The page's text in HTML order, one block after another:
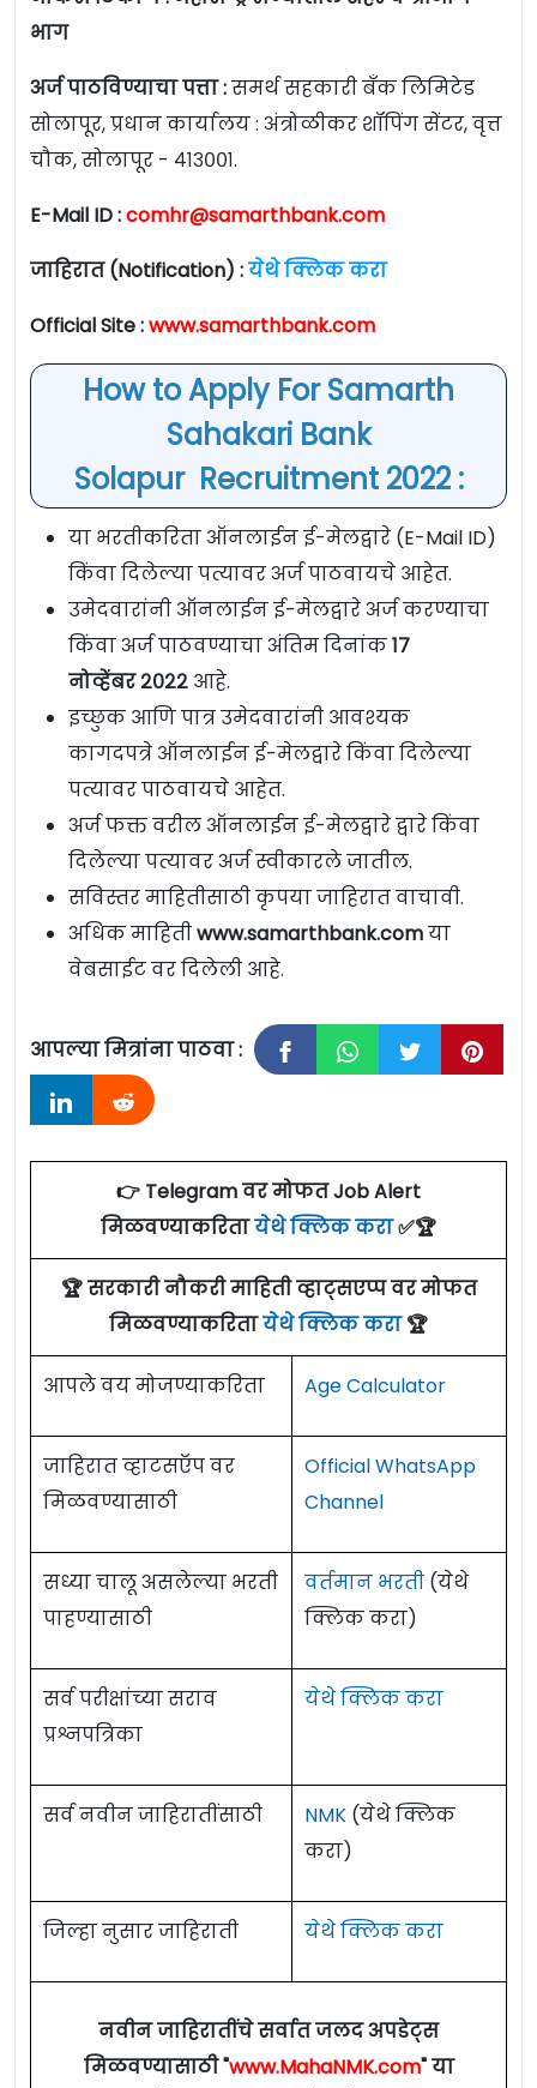
भाग
अर्ज पाठविण्याचा पत्ता :समर्थ सहकारी बँक लिमिटेड
सोलापूर, प्रधान कार्यालय : अंत्रोळीकर शॉपिंग सेंटर, वृत्त
चौक, सोलापूर - ४१३००१.
E-Mail ID :comhr@samarthbank.com
जाहिरात (Notification) :येथे क्लिक करा
Official Site :www.samarthbank.com
How to Apply For Samarth
Sahakari Bank
Solapur Recruitment 2022 :
या भरतीकरिता ऑनलाईन ई-मेलद्वारे (E-Mail ID)
किंवा दिलेल्या पत्यावर अर्ज पाठवायचे आहेत.
उमेदवारांनी ऑनलाईन ई-मेलद्वारे अर्ज करण्याचा
किंवा अर्ज पाठवण्याचा अंतिम दिनांक१७
नोव्हेंबर २०२२ आहे.
इच्छुक आणि पात्र उमेदवारांनी आवश्यक
कागदपत्रे ऑनलाईन ई-मेलद्वारे किंवा दिलेल्या
पत्यावर पाठवायचे आहेत.
अर्ज फक्त वरील ऑनलाईन ई-मेलद्वारे द्वारे किंवा
दिलेल्या पत्यावर अर्ज स्वीकारले जातील.
सविस्तर माहितीसाठी कृपया जाहिरात वाचावी.
अधिक माहितीwww.samarthbank.comया
वेबसाईट वर दिलेली आहे.
आपल्या मित्रांना पाठवा :
👉 Telegram वर मोफत Job Alert
मिळवण्याकरितायेथे क्लिक करा✅🏆
🏆 सरकारी नौकरी माहिती व्हाट्सएप्प वर मोफत
मिळवण्याकरितायेथे क्लिक करा🏆
आपले वय मोजण्याकरिता Age Calculator
जाहिरात व्हाटसऍप वर
मिळवण्यासाठी
Official WhatsApp
Channel
सध्या चालू असलेल्या भरती
पाहण्यासाठी
वर्तमान भरती (येथे
क्लिक करा)
सर्व परीक्षांच्या सराव
प्रश्नपत्रिका
येथे क्लिक करा
सर्व नवीन जाहिरातींसाठी NMK (येथे क्लिक
करा)
जिल्हा नुसार जाहिराती येथे क्लिक करा
नवीन जाहिरातींचे सर्वात जलद अपडेट्स
मिळवण्यासाठी "www.MahaNMK.com" या